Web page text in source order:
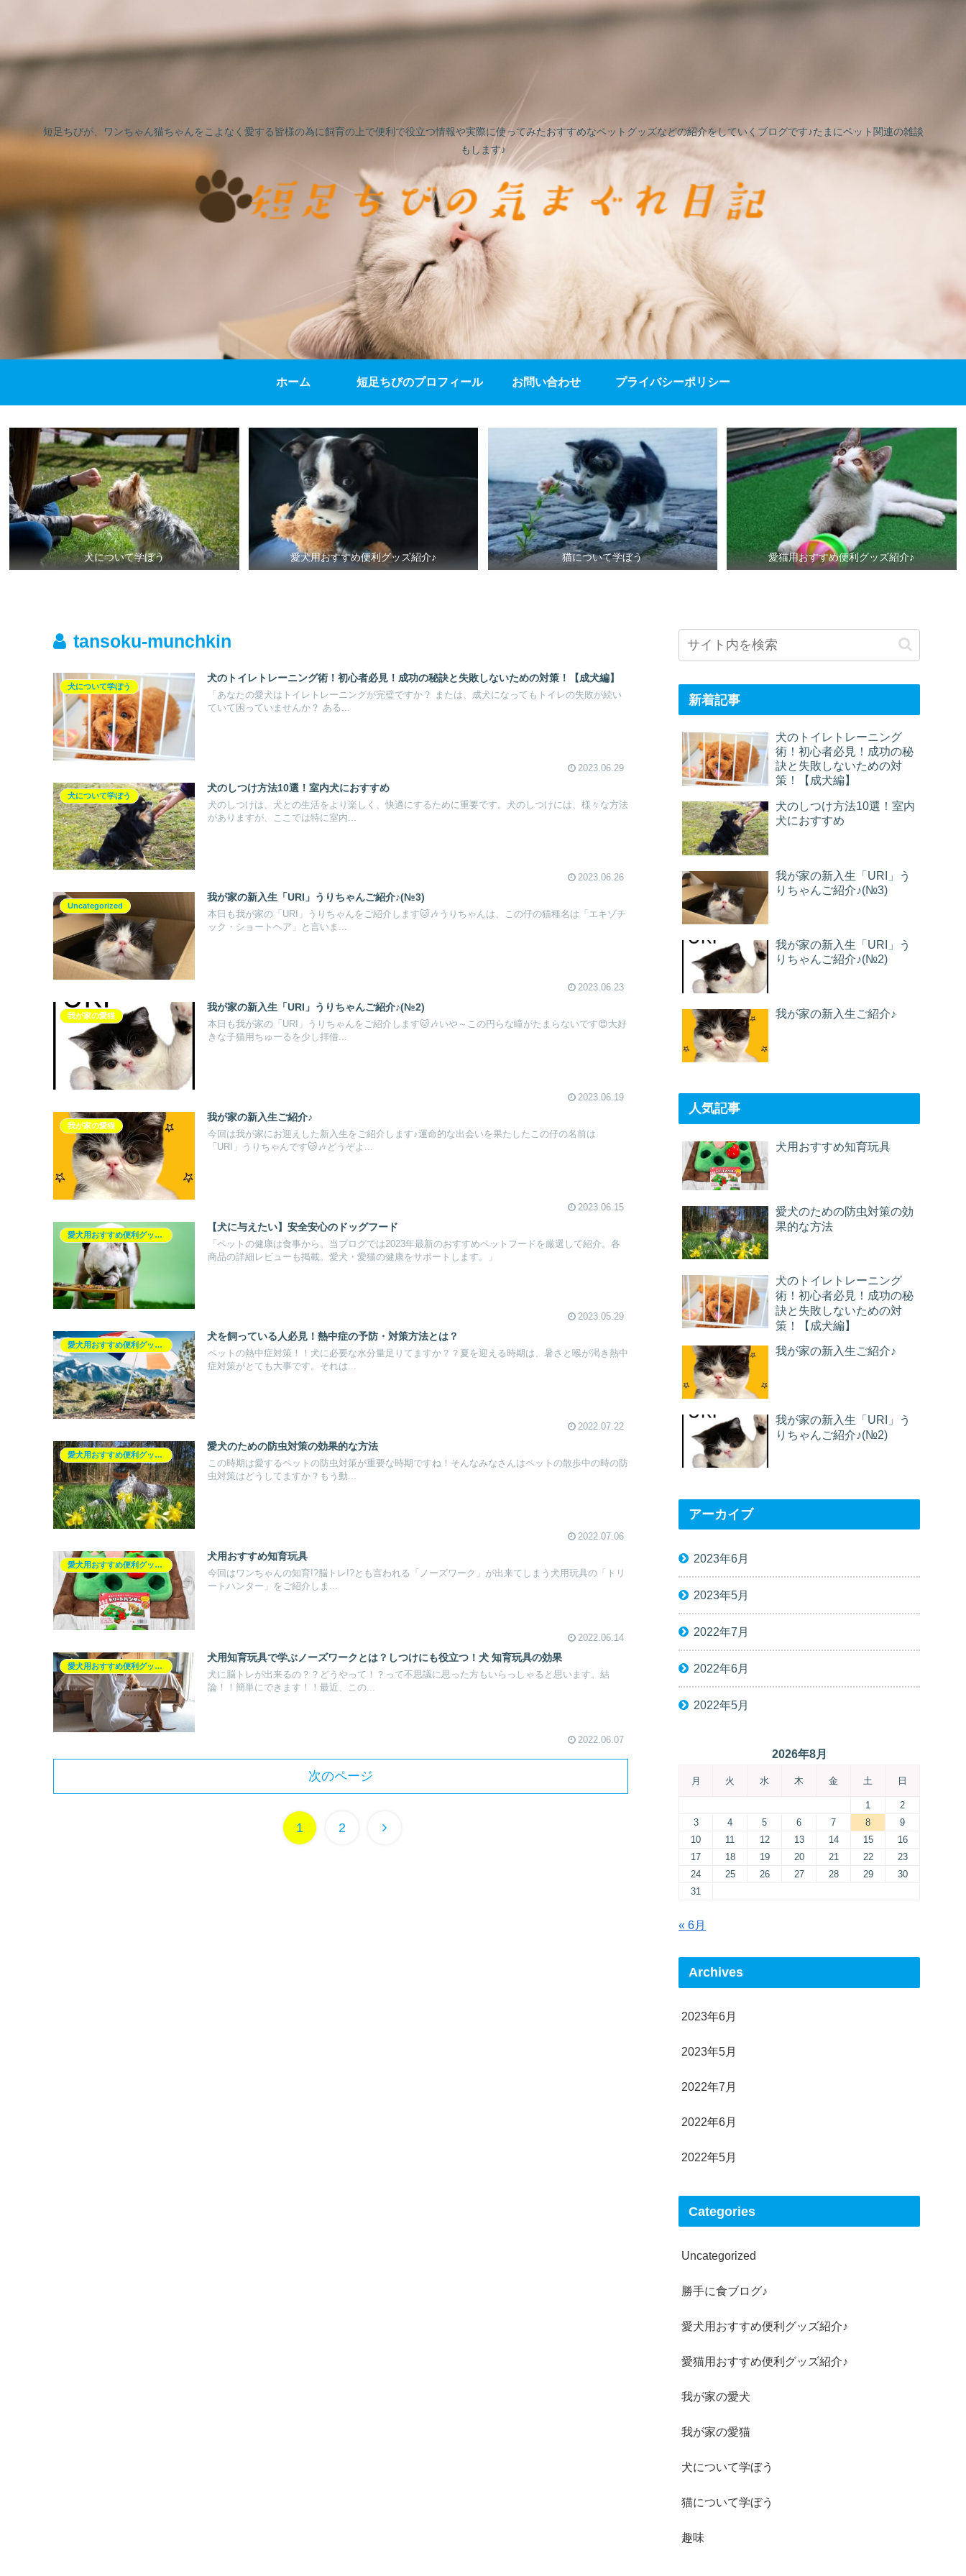
短足ちびが、ワンちゃん猫ちゃんをこよなく愛する皆様の為に飼育の上で便利で役立つ情報や実際に使ってみたおすすめなペットグッズなどの紹介をしていくブログです♪たまにペット関連の雑談
もします♪
ホーム 短足ちびのプロフィール お問い合わせ プライバシーポリシー
犬について学ぼう 愛犬用おすすめ便利グッズ紹介♪ 猫について学ぼう 愛猫用おすすめ便利グッズ紹介♪
tansoku-munchkin
犬について学ぼう
犬のトイレトレーニング術！初心者必見！成功の秘訣と失敗しないための対策！【成犬編】
「あなたの愛犬はトイレトレーニングが完璧ですか？ または、成犬になってもトイレの失敗が続い
ていて困っていませんか？ ある...
2023.06.29
犬について学ぼう
犬のしつけ方法10選！室内犬におすすめ
犬のしつけは、犬との生活をより楽しく、快適にするために重要です。犬のしつけには、様々な方法
がありますが、ここでは特に室内...
2023.06.26
Uncategorized
我が家の新入生「URI」うりちゃんご紹介♪(№3)
本日も我が家の「URI」うりちゃんをご紹介します🐱🎶うりちゃんは、この仔の猫種名は「エキゾチ
ック・ショートヘア」と言いま...
2023.06.23
我が家の愛猫
我が家の新入生「URI」うりちゃんご紹介♪(№2)
本日も我が家の「URI」うりちゃんをご紹介します🐱🎶いや～この円らな瞳がたまらないです😍大好
きな子猫用ちゅーるを少し拝借...
2023.06.19
我が家の愛猫
我が家の新入生ご紹介♪
今回は我が家にお迎えした新入生をご紹介します♪運命的な出会いを果たしたこの仔の名前は
「URI」うりちゃんです🐱🎶どうぞよ...
2023.06.15
愛犬用おすすめ便利グッズ紹介♪
【犬に与えたい】安全安心のドッグフード
「ペットの健康は食事から。当ブログでは2023年最新のおすすめペットフードを厳選して紹介。各
商品の詳細レビューも掲載。愛犬・愛猫の健康をサポートします。」
2023.05.29
愛犬用おすすめ便利グッズ紹介♪
犬を飼っている人必見！熱中症の予防・対策方法とは？
ペットの熱中症対策！！犬に必要な水分量足りてますか？？夏を迎える時期は、暑さと喉が渇き熱中
症対策がとても大事です。それは...
2022.07.22
愛犬用おすすめ便利グッズ紹介♪
愛犬のための防虫対策の効果的な方法
この時期は愛するペットの防虫対策が重要な時期ですね！そんなみなさんはペットの散歩中の時の防
虫対策はどうしてますか？もう動...
2022.07.06
愛犬用おすすめ便利グッズ紹介♪
犬用おすすめ知育玩具
今回はワンちゃんの知育!?脳トレ!?とも言われる「ノーズワーク」が出来てしまう犬用玩具の「トリ
ートハンター」をご紹介しま...
2022.06.14
愛犬用おすすめ便利グッズ紹介♪
犬用知育玩具で学ぶノーズワークとは？しつけにも役立つ！犬 知育玩具の効果
犬に脳トレが出来るの？？どうやって！？って不思議に思った方もいらっしゃると思います。結
論！！簡単にできます！！最近、この...
2022.06.07
次のページ
1 2 次
新着記事
犬のトイレトレーニング
術！初心者必見！成功の秘
訣と失敗しないための対
策！【成犬編】
犬のしつけ方法10選！室内
犬におすすめ
我が家の新入生「URI」う
りちゃんご紹介♪(№3)
我が家の新入生「URI」う
りちゃんご紹介♪(№2)
我が家の新入生ご紹介♪
人気記事
犬用おすすめ知育玩具
愛犬のための防虫対策の効
果的な方法
犬のトイレトレーニング
術！初心者必見！成功の秘
訣と失敗しないための対
策！【成犬編】
我が家の新入生ご紹介♪
我が家の新入生「URI」う
りちゃんご紹介♪(№2)
アーカイブ
2023年6月
2023年5月
2022年7月
2022年6月
2022年5月
2026年8月
月 火 水 木 金 土 日
1
2
3
4 5 6 7 8
9
10
11 12 13 14 15
16
17
18 19 20 21 22
23
24
25 26 27 28 29
30
31
« 6月
Archives
2023年6月
2023年5月
2022年7月
2022年6月
2022年5月
Categories
Uncategorized
勝手に食ブログ♪
愛犬用おすすめ便利グッズ紹介♪
愛猫用おすすめ便利グッズ紹介♪
我が家の愛犬
我が家の愛猫
犬について学ぼう
猫について学ぼう
趣味